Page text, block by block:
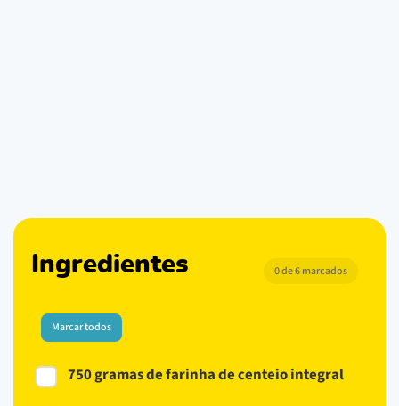
Ingredientes 0 de 6 marcados
Marcar todos
750 gramas de farinha de centeio integral